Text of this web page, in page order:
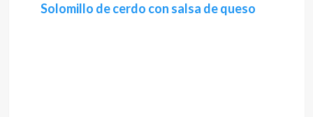
Solomillo de cerdo con salsa de queso